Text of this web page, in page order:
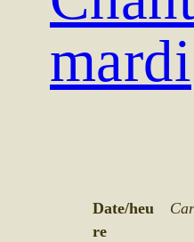
mardi
Date/heu
re